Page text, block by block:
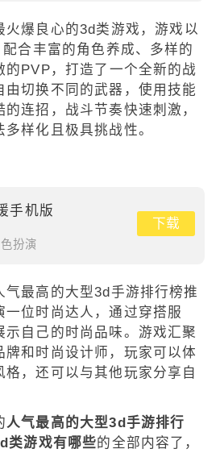
火爆良心的3d类游戏，游戏以
合丰富的角色养成、多样的
的PVP，打造了一个全新的战
由切换不同的武器，使用技能
连招，战斗节奏快速刺激，
样化且极具挑战性。
手机版
扮演
下载
气最高的大型3d手游排行榜推
一位时尚达人，通过穿搭服
示自己的时尚品味。游戏汇聚
牌和时尚设计师，玩家可以体
，还可以与其他玩家分享自
人气最高的大型3d手游排行
类游戏有哪些的全部内容了，